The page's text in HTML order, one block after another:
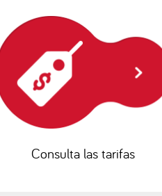
Consulta las tarifas